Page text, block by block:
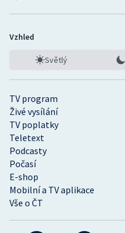
TV program
Živé vysílání
TV poplatky
Teletext
Podcasty
Počasí
E-shop
Mobilní a TV aplikace
Vše o ČT
Vzhled
Světlý